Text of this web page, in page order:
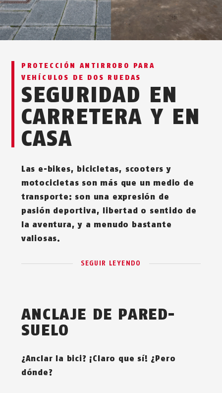
PROTECCIÓN ANTIRROBO PARA
VEHÍCULOS DE DOS RUEDAS
SEGURIDAD EN
CARRETERA Y EN
CASA
Las e-bikes, bicicletas, scooters y
motocicletas son más que un medio de
transporte: son una expresión de
pasión deportiva, libertad o sentido de
la aventura, y a menudo bastante
valiosas.
SEGUIR LEYENDO
ANCLAJE DE PARED-
SUELO
¿Anclar la bici? ¡Claro que sí! ¿Pero
dónde?